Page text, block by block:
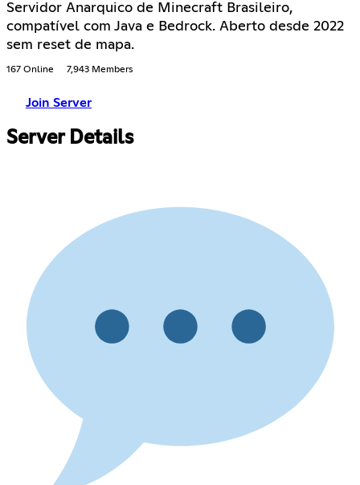
Servidor Anarquico de Minecraft Brasileiro,
compatível com Java e Bedrock. Aberto desde 2022
sem reset de mapa.
167 Online 7,943 Members
Join Server
Server Details